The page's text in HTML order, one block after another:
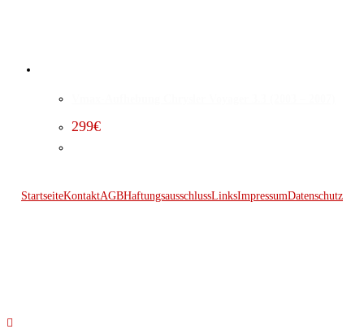
299€
StartseiteKontaktAGBHaftungsausschlussLinksImpressumDatenschutz